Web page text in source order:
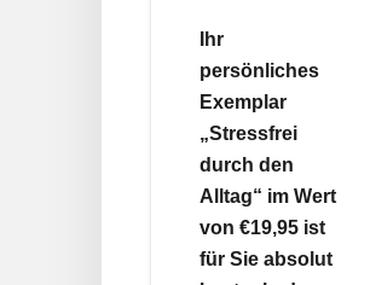
Ihr
persönliches
Exemplar
„Stressfrei
durch den
Alltag“ im Wert
von €19,95 ist
für Sie absolut